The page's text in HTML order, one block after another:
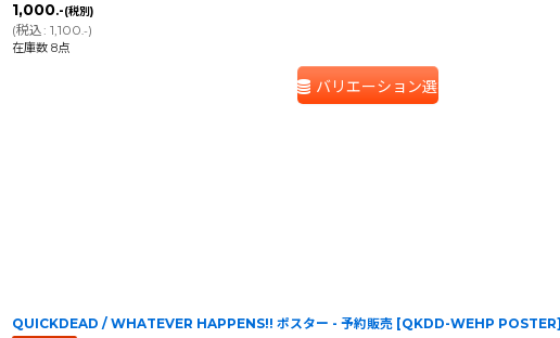
1,000.-(税別)
(税込: 1,100.-)
在庫数 8点
バリエーション選択
QUICKDEAD / WHATEVER HAPPENS!! ポスター - 予約販売 [QKDD-WEHP POSTER]